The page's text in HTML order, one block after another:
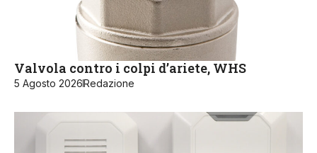
Valvola contro i colpi d’ariete, WHS
5 Agosto 2026Redazione